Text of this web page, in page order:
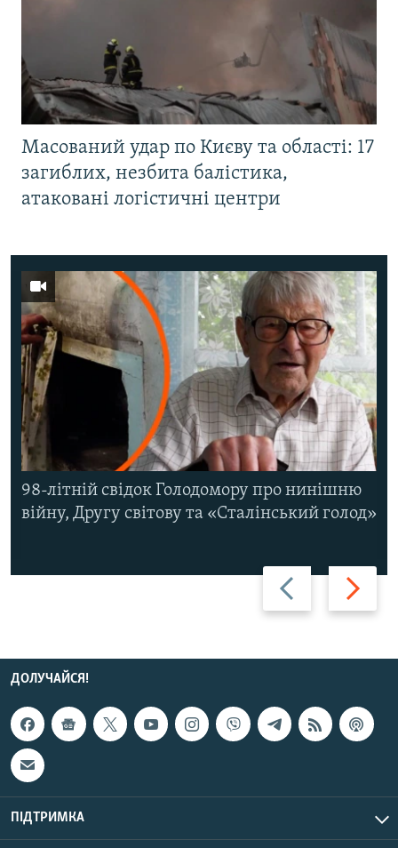
Масований удар по Києву та області: 17
загиблих, незбита балістика,
атаковані логістичні центри
Назад Вперед
98-літній свідок Голодомору про нинішню
війну, Другу світову та «Сталінський голод»
ДОЛУЧАЙСЯ!
ПІДТРИМКА